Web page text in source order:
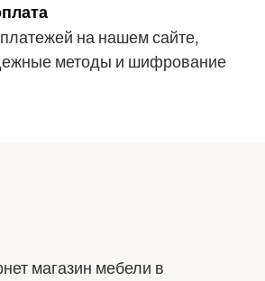
на нашем сайте,
методы и шифрование
магазин мебели в